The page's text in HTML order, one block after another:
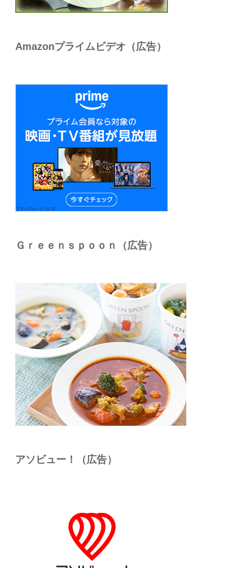
Amazonプライムビデオ（広告）
Ｇｒｅｅｎｓｐｏｏｎ（広告）
アソビュー！（広告）